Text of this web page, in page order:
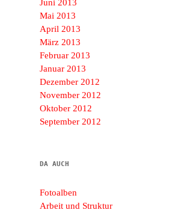
Juni 2013
Mai 2013
April 2013
März 2013
Februar 2013
Januar 2013
Dezember 2012
November 2012
Oktober 2012
September 2012
DA AUCH
Fotoalben
Arbeit und Struktur